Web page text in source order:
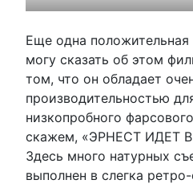
Еще одна
могу сказать об этом
том, что он обладает
производительностью
низкопробного
скажем, «ЭРНЕСТ ИДЕТ
Здесь много натурных
выполнен в слегка